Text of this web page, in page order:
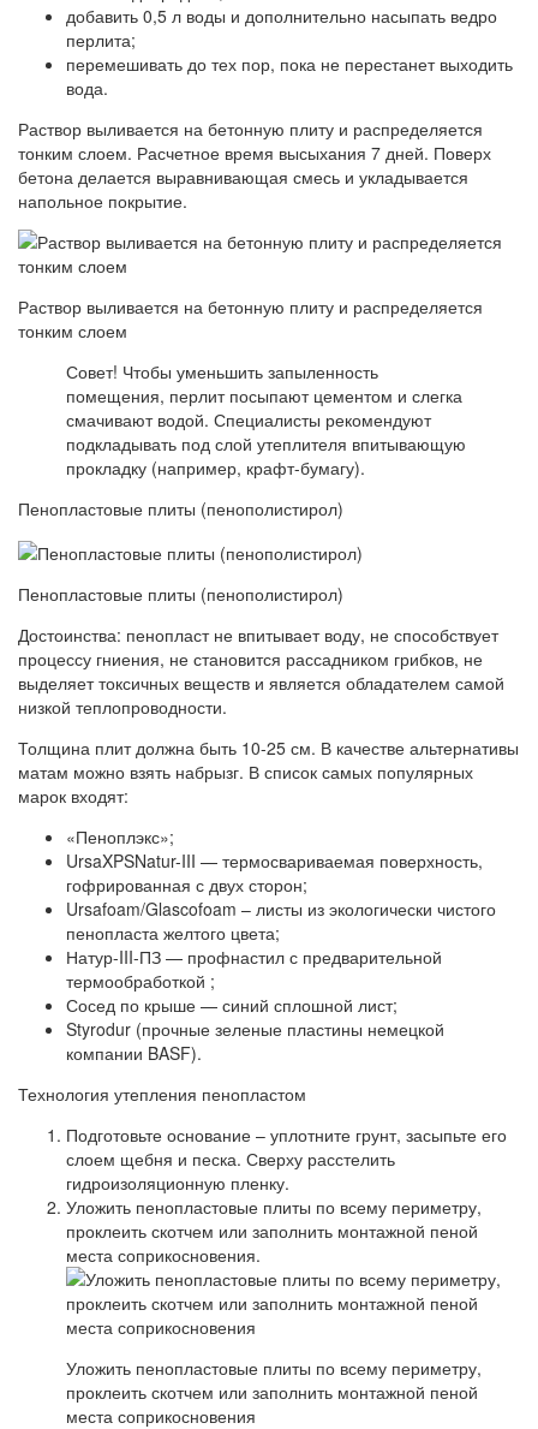
добавить 0,5 л воды и дополнительно насыпать ведро
перлита;
перемешивать до тех пор, пока не перестанет выходить
вода.
Раствор выливается на бетонную плиту и распределяется
тонким слоем. Расчетное время высыхания 7 дней. Поверх
бетона делается выравнивающая смесь и укладывается
напольное покрытие.
Раствор выливается на бетонную плиту и распределяется
тонким слоем
Совет! Чтобы уменьшить запыленность
помещения, перлит посыпают цементом и слегка
смачивают водой. Специалисты рекомендуют
подкладывать под слой утеплителя впитывающую
прокладку (например, крафт-бумагу).
Пенопластовые плиты (пенополистирол)
Пенопластовые плиты (пенополистирол)
Достоинства: пенопласт не впитывает воду, не способствует
процессу гниения, не становится рассадником грибков, не
выделяет токсичных веществ и является обладателем самой
низкой теплопроводности.
Толщина плит должна быть 10-25 см. В качестве альтернативы
матам можно взять набрызг. В список самых популярных
марок входят:
«Пеноплэкс»;
UrsaXPSNatur-III — термосвариваемая поверхность,
гофрированная с двух сторон;
Ursafoam/Glascofoam – листы из экологически чистого
пенопласта желтого цвета;
Натур-III-ПЗ — профнастил с предварительной
термообработкой ;
Сосед по крыше — синий сплошной лист;
Styrodur (прочные зеленые пластины немецкой
компании BASF).
Технология утепления пенопластом
Подготовьте основание – уплотните грунт, засыпьте его
слоем щебня и песка. Сверху расстелить
гидроизоляционную пленку.
Уложить пенопластовые плиты по всему периметру,
проклеить скотчем или заполнить монтажной пеной
места соприкосновения.
Уложить пенопластовые плиты по всему периметру,
проклеить скотчем или заполнить монтажной пеной
места соприкосновения